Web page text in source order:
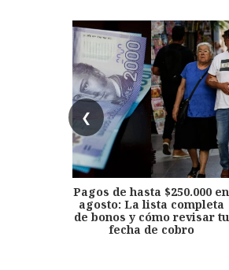
❮
Pagos de hasta $250.000 en
agosto: La lista completa
de bonos y cómo revisar tu
fecha de cobro